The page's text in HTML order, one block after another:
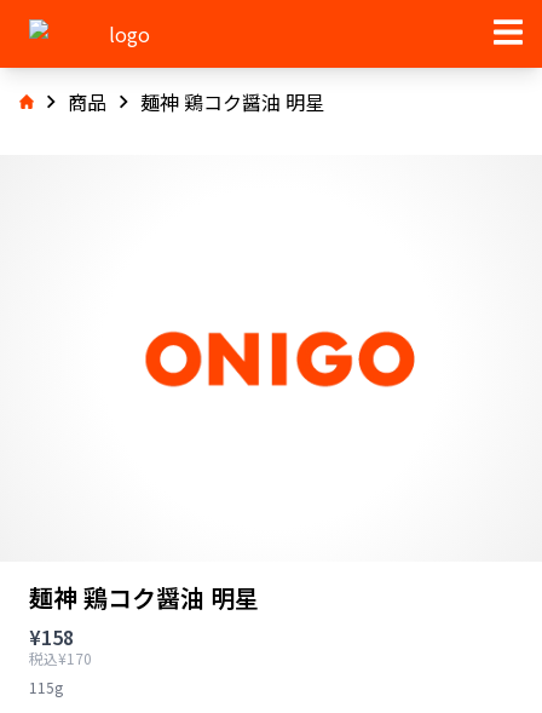
商品 麺神 鶏コク醤油 明星
麺神 鶏コク醤油 明星
¥158
税込¥170
115g